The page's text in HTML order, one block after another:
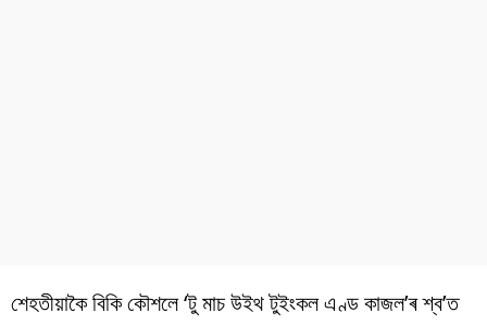
শেহতীয়াকৈ বিকি কৌশলে ‘টু মাচ উইথ টুইংকল এণ্ড কাজল’ৰ শ্ব’ত